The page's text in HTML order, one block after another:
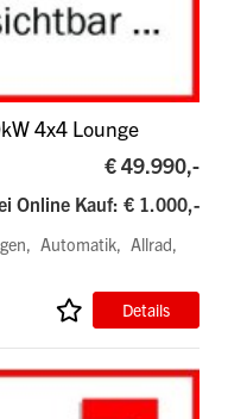
4x4 Lounge
€ 49.990,-
Online Kauf: € 1.000,-
Automatik
Allrad
Details